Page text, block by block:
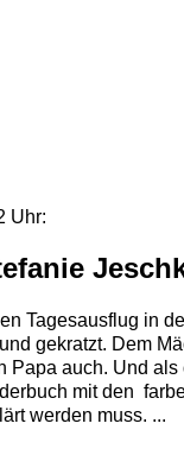
Uhr:
Tagesausflug in
gekratzt. Dem
auch. Und
mit den
werden muss. ...